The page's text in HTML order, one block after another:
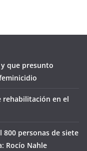
que presunto
rehabilitación en el
personas de siete
Rocío Nahle